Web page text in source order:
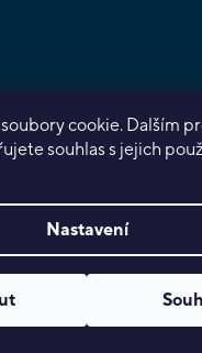
cookie. Dalším
souhlas s jejich
Nastavení
her. Všechna práva